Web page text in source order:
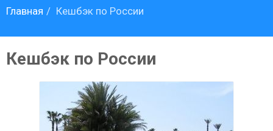
Главная Кешбэк по России
Кешбэк по России